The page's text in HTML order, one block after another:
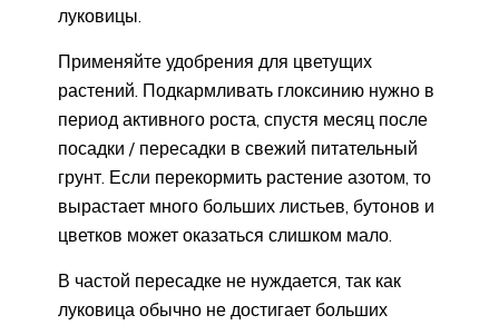
луковицы.
Применяйте удобрения для цветущих
растений. Подкармливать глоксинию нужно в
период активного роста, спустя месяц после
посадки / пересадки в свежий питательный
грунт. Если перекормить растение азотом, то
вырастает много больших листьев, бутонов и
цветков может оказаться слишком мало.
В частой пересадке не нуждается, так как
луковица обычно не достигает больших